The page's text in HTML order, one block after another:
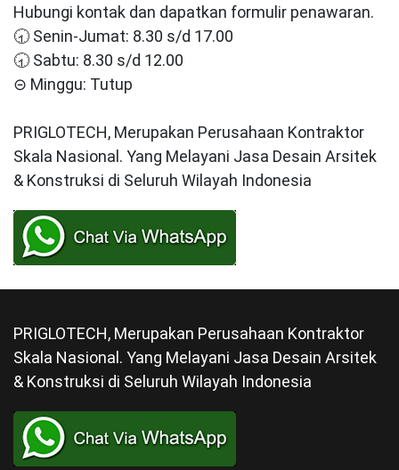
Hubungi kontak dan dapatkan formulir penawaran.
🕣 Senin-Jumat: 8.30 s/d 17.00
🕣 Sabtu: 8.30 s/d 12.00
⊝ Minggu: Tutup
PRIGLOTECH, Merupakan Perusahaan Kontraktor
Skala Nasional. Yang Melayani Jasa Desain Arsitek
& Konstruksi di Seluruh Wilayah Indonesia
PRIGLOTECH, Merupakan Perusahaan Kontraktor
Skala Nasional. Yang Melayani Jasa Desain Arsitek
& Konstruksi di Seluruh Wilayah Indonesia